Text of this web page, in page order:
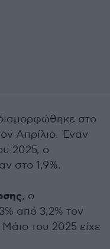
στο
Απρίλιο. Έναν
2025, ο
στο 1,9%.
, ο
από 3,2% τον
του 2025 είχε